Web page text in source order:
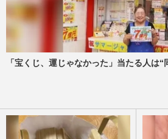
「宝くじ、運じゃなかった」当たる人は“